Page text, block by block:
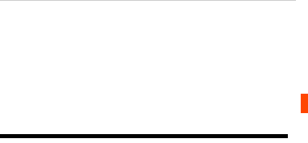
グ